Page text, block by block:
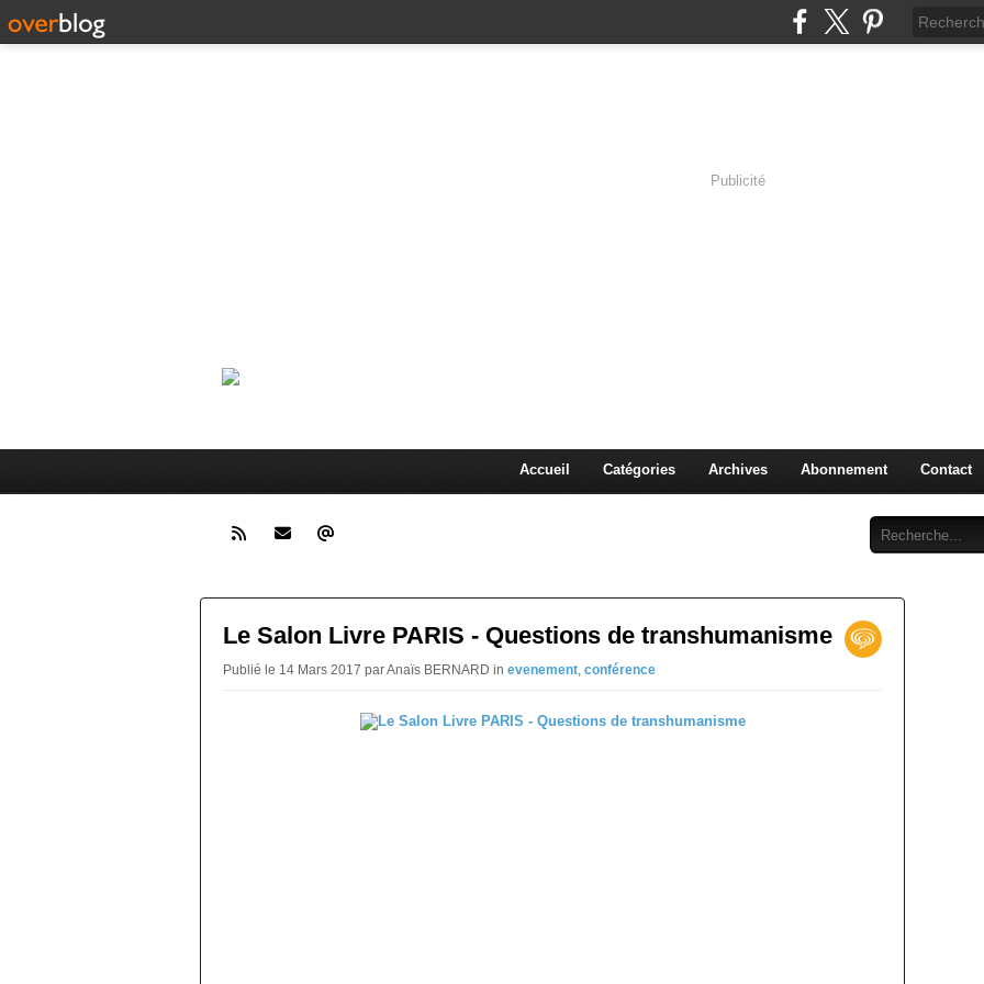
Publicité
Accueil Catégories Archives Abonnement Contact
Le Salon Livre PARIS - Questions de transhumanisme
Publié le 14 Mars 2017 par Anaïs BERNARD in evenement, conférence